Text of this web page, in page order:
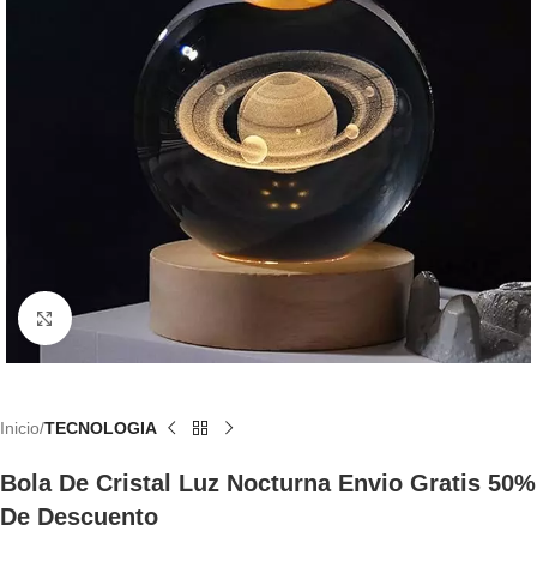
Haga Clic Para Ampliar
Inicio TECNOLOGIA
Bola De Cristal Luz Nocturna Envio Gratis 50%
De Descuento